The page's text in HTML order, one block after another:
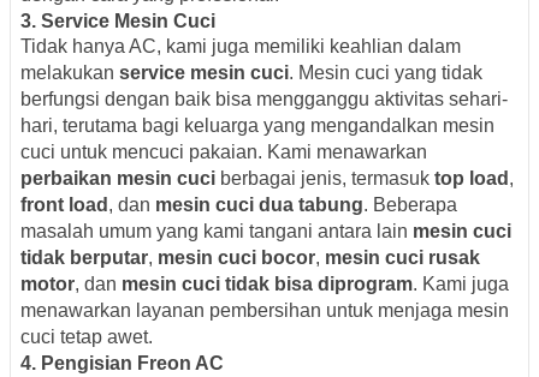
3. Service Mesin Cuci
Tidak hanya AC, kami juga memiliki keahlian dalam
melakukan service mesin cuci. Mesin cuci yang tidak
berfungsi dengan baik bisa mengganggu aktivitas sehari-
hari, terutama bagi keluarga yang mengandalkan mesin
cuci untuk mencuci pakaian. Kami menawarkan
perbaikan mesin cuci berbagai jenis, termasuk top load ,
front load , dan mesin cuci dua tabung. Beberapa
masalah umum yang kami tangani antara lain mesin cuci
tidak berputar, mesin cuci bocor, mesin cuci rusak
motor, dan mesin cuci tidak bisa diprogram. Kami juga
menawarkan layanan pembersihan untuk menjaga mesin
cuci tetap awet.
4. Pengisian Freon AC